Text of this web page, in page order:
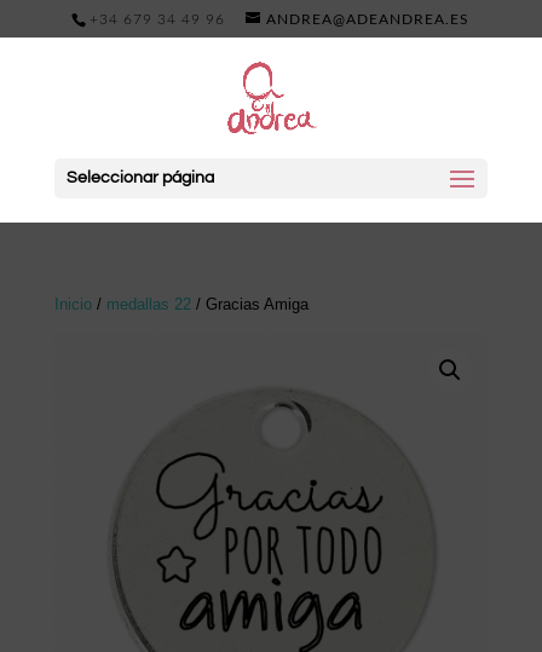
+34 679 34 49 96 ANDREA@ADEANDREA.ES
Seleccionar página
Inicio/ medallas 22/ Gracias Amiga